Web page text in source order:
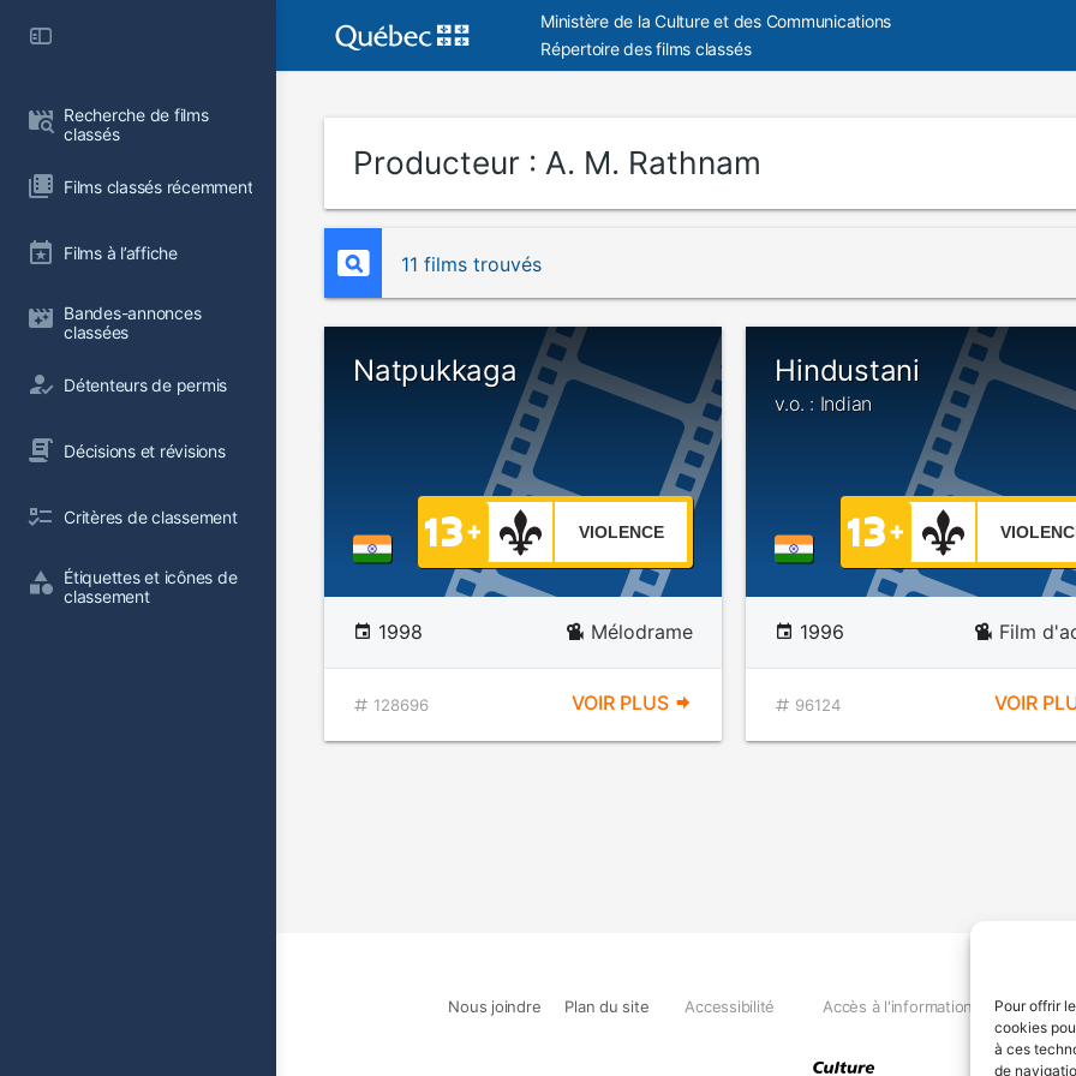
Pour offrir
cookies
à ces
de
Recherche de films
classés
Films classés récemment
Films à l’affiche
Bandes-annonces
classées
Détenteurs de permis
Décisions et révisions
Critères de classement
Étiquettes et icônes de
classement
Ministère de la Culture et des Communications
Répertoire des films classés
Producteur : A. M. Rathnam
11 films trouvés
Natpukkaga
VIOLENCE
1998 Mélodrame
128696 VOIR PLUS
Hindustani
v.o. : Indian
1996 Film
96124 VOIR
Nous joindre Plan du site Accessibilité Accès à l'information